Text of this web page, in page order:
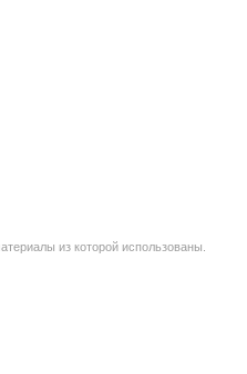
из которой использованы.